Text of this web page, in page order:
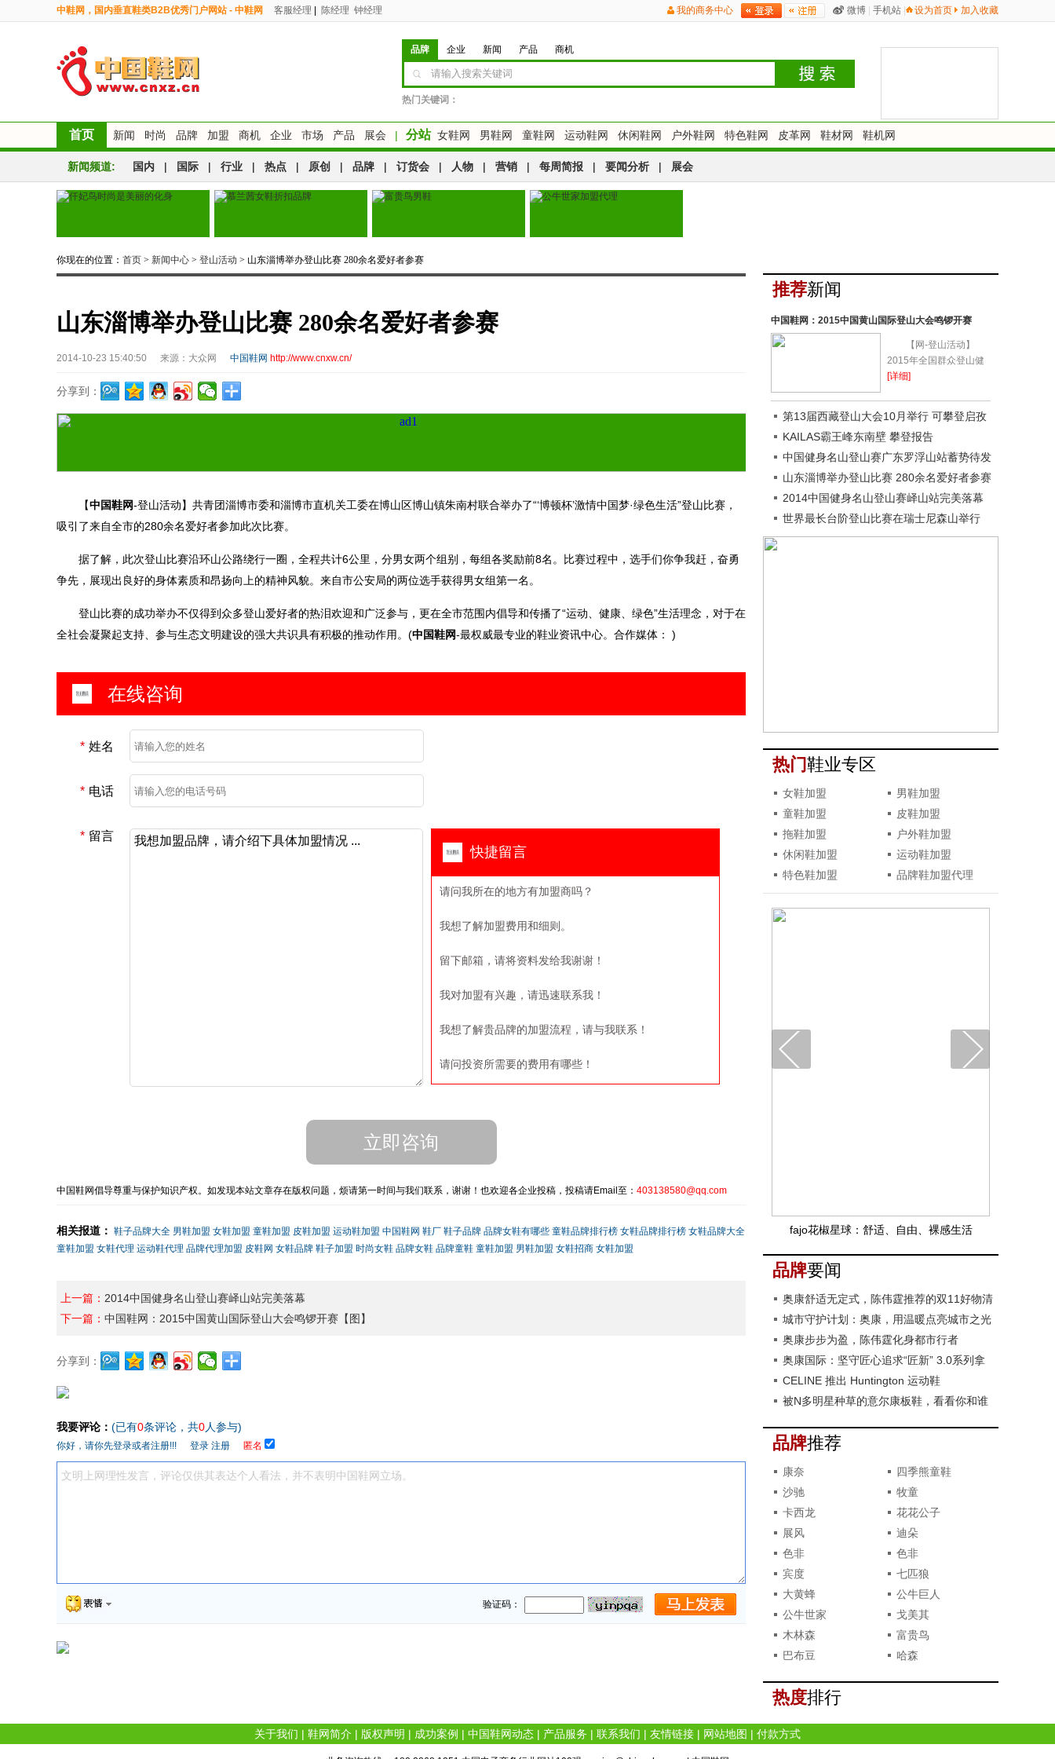
设为首页 加入收藏
手机站
微博
我的商务中心
中鞋网，国内垂直鞋类B2B优秀门户网站 - 中鞋网 客服经理 陈经理 钟经理
品牌 企业 新闻 产品 商机
热门关键词：
首页 新闻 时尚 品牌 加盟 商机 企业 市场 产品 展会 | 分站 女鞋网 男鞋网 童鞋网 运动鞋网 休闲鞋网 户外鞋网 特色鞋网 皮革网 鞋材网 鞋机网
新闻频道: 国内 | 国际 | 行业 | 热点 | 原创 | 品牌 | 订货会 | 人物 | 营销 | 每周简报 | 要闻分析 | 展会
你现在的位置： 首页 > 新闻中心 > 登山活动 > 山东淄博举办登山比赛 280余名爱好者参赛
山东淄博举办登山比赛 280余名爱好者参赛
2014-10-23 15:40:50 来源：大众网 中国鞋网 http://www.cnxw.cn/
分享到：
【中国鞋网-登山活动】共青团淄博市委和淄博市直机关工委在博山区博山镇朱南村联合举办了“‘博顿杯’激情中国梦·绿色生活”登山比赛，
吸引了来自全市的280余名爱好者参加此次比赛。
据了解，此次登山比赛沿环山公路绕行一圈，全程共计6公里，分男女两个组别，每组各奖励前8名。比赛过程中，选手们你争我赶，奋勇
争先，展现出良好的身体素质和昂扬向上的精神风貌。来自市公安局的两位选手获得男女组第一名。
登山比赛的成功举办不仅得到众多登山爱好者的热泪欢迎和广泛参与，更在全市范围内倡导和传播了“运动、健康、绿色”生活理念，对于在
全社会凝聚起支持、参与生态文明建设的强大共识具有积极的推动作用。(中国鞋网-最权威最专业的鞋业资讯中心。合作媒体： )
在线咨询
* 姓名
* 电话
* 留言
快捷留言
请问我所在的地方有加盟商吗？
我想了解加盟费用和细则。
留下邮箱，请将资料发给我谢谢！
我对加盟有兴趣，请迅速联系我！
我想了解贵品牌的加盟流程，请与我联系！
请问投资所需要的费用有哪些！
中国鞋网倡导尊重与保护知识产权。如发现本站文章存在版权问题，烦请第一时间与我们联系，谢谢！也欢迎各企业投稿，投稿请Email至： 403138580@qq.com
相关报道： 鞋子品牌大全 男鞋加盟 女鞋加盟 童鞋加盟 皮鞋加盟 运动鞋加盟 中国鞋网 鞋厂 鞋子品牌 品牌女鞋有哪些 童鞋品牌排行榜 女鞋品牌排行榜 女鞋品牌大全
童鞋加盟 女鞋代理 运动鞋代理 品牌代理加盟 皮鞋网 女鞋品牌 鞋子加盟 时尚女鞋 品牌女鞋 品牌童鞋 童鞋加盟 男鞋加盟 女鞋招商 女鞋加盟
上一篇： 2014中国健身名山登山赛峄山站完美落幕
下一篇： 中国鞋网：2015中国黄山国际登山大会鸣锣开赛【图】
分享到：
我要评论： (已有0条评论，共0人参与)
你好，请你先登录或者注册!!! 登录 注册 匿名
验证码：
推荐新闻
中国鞋网：2015中国黄山国际登山大会鸣锣开赛
【图】
【网-登山活动】
2015年全国群众登山健
身大会暨第十一届中国黄
公里长的比赛线路吸引...
[详细]
第13届西藏登山大会10月举行 可攀登启孜
峰
KAILAS霸王峰东南壁 攀登报告
中国健身名山登山赛广东罗浮山站蓄势待发
山东淄博举办登山比赛 280余名爱好者参赛
2014中国健身名山登山赛峄山站完美落幕
世界最长台阶登山比赛在瑞士尼森山举行
热门鞋业专区
女鞋加盟
男鞋加盟
童鞋加盟
皮鞋加盟
拖鞋加盟
户外鞋加盟
休闲鞋加盟
运动鞋加盟
特色鞋加盟
品牌鞋加盟代理
fajo花椒星球：舒适、自由、裸感生活
品牌要闻
奥康舒适无定式，陈伟霆推荐的双11好物清
单来了
城市守护计划：奥康，用温暖点亮城市之光
奥康步步为盈，陈伟霆化身都市行者
奥康国际：坚守匠心追求“匠新” 3.0系列拿
捏多种穿着场景
CELINE 推出 Huntington 运动鞋
被N多明星种草的意尔康板鞋，看看你和谁
品牌推荐
康奈
四季熊童鞋
沙驰
牧童
卡西龙
花花公子
展风
迪朵
色非
色非
宾度
七匹狼
大黄蜂
公牛巨人
公牛世家
戈美其
木林森
富贵鸟
巴布豆
哈森
热度排行
关于我们 | 鞋网简介 | 版权声明 | 成功案例 | 中国鞋网动态 | 产品服务 | 联系我们 | 友情链接 | 网站地图 | 付款方式